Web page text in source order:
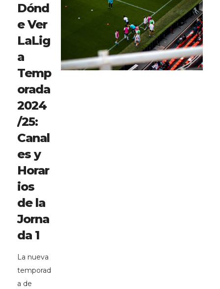
Dónd
e Ver
LaLig
a
Temp
orada
2024
/25:
Canal
es y
Horar
ios
de la
Jorna
da 1
La nueva
temporad
a de